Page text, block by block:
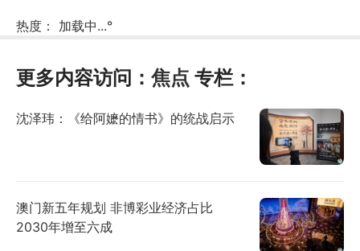
热度： 加载中...°
更多内容访问： 焦点 专栏：
沈泽玮：《给阿嬷的情书》的统战启示
澳门新五年规划 非博彩业经济占比
2030年增至六成